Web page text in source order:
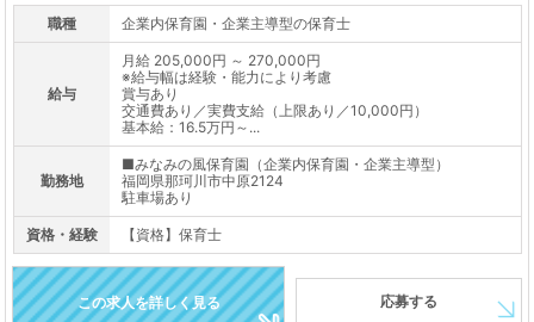
職種 企業内保育園・企業主導型の保育士
給与
月給 205,000円 ～ 270,000円
※給与幅は経験・能力により考慮
賞与あり
交通費あり／実費支給（上限あり／10,000円）
基本給：16.5万円～...
勤務地
■みなみの風保育園（企業内保育園・企業主導型）
福岡県那珂川市中原2124
駐車場あり
資格・経験 【資格】保育士
この求人を詳しく見る 応募する